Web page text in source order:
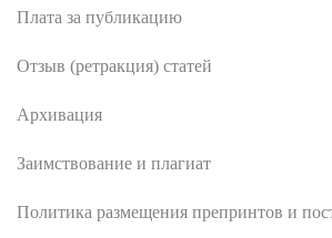
Плата за публикацию
Отзыв (ретракция) статей
Архивация
Заимствование и плагиат
Политика размещения препринтов и